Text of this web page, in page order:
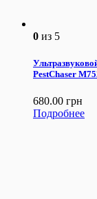
0 из 5
PestChaser
680.00 грн
Подробнее